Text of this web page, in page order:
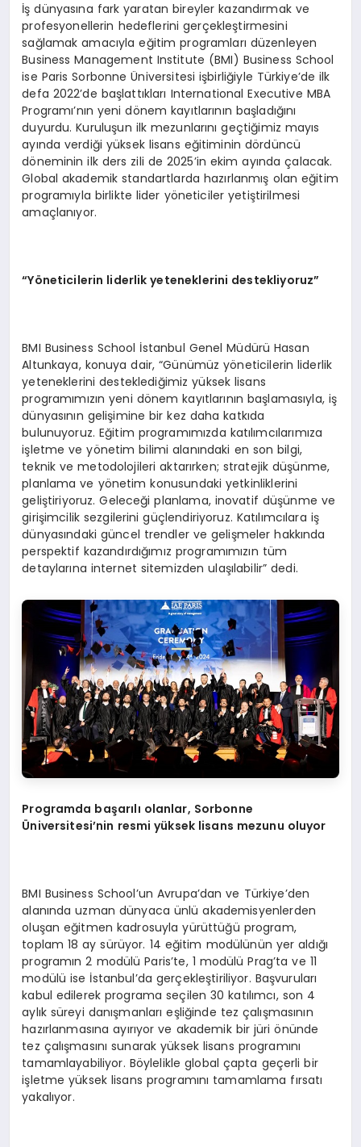
İş dünyasına fark yaratan bireyler kazandırmak ve
profesyonellerin hedeflerini gerçekleştirmesini
sağlamak amacıyla eğitim programları düzenleyen
Business Management Institute (BMI) Business School
ise Paris Sorbonne Üniversitesi işbirliğiyle Türkiye’de ilk
defa 2022’de başlattıkları International Executive MBA
Programı’nın yeni dönem kayıtlarının başladığını
duyurdu. Kuruluşun ilk mezunlarını geçtiğimiz mayıs
ayında verdiği yüksek lisans eğitiminin dördüncü
döneminin ilk ders zili de 2025’in ekim ayında çalacak.
Global akademik standartlarda hazırlanmış olan eğitim
programıyla birlikte lider yöneticiler yetiştirilmesi
amaçlanıyor.
“Yöneticilerin liderlik yeteneklerini destekliyoruz”
BMI Business School İstanbul Genel Müdürü Hasan
Altunkaya, konuya dair, “Günümüz yöneticilerin liderlik
yeteneklerini desteklediğimiz yüksek lisans
programımızın yeni dönem kayıtlarının başlamasıyla, iş
dünyasının gelişimine bir kez daha katkıda
bulunuyoruz. Eğitim programımızda katılımcılarımıza
işletme ve yönetim bilimi alanındaki en son bilgi,
teknik ve metodolojileri aktarırken; stratejik düşünme,
planlama ve yönetim konusundaki yetkinliklerini
geliştiriyoruz. Geleceği planlama, inovatif düşünme ve
girişimcilik sezgilerini güçlendiriyoruz. Katılımcılara iş
dünyasındaki güncel trendler ve gelişmeler hakkında
perspektif kazandırdığımız programımızın tüm
detaylarına internet sitemizden ulaşılabilir” dedi.
Programda başarılı olanlar, Sorbonne
Üniversitesi’nin resmi yüksek lisans mezunu oluyor
BMI Business School’un Avrupa’dan ve Türkiye’den
alanında uzman dünyaca ünlü akademisyenlerden
oluşan eğitmen kadrosuyla yürüttüğü program,
toplam 18 ay sürüyor. 14 eğitim modülünün yer aldığı
programın 2 modülü Paris’te, 1 modülü Prag’ta ve 11
modülü ise İstanbul’da gerçekleştiriliyor. Başvuruları
kabul edilerek programa seçilen 30 katılımcı, son 4
aylık süreyi danışmanları eşliğinde tez çalışmasının
hazırlanmasına ayırıyor ve akademik bir jüri önünde
tez çalışmasını sunarak yüksek lisans programını
tamamlayabiliyor. Böylelikle global çapta geçerli bir
işletme yüksek lisans programını tamamlama fırsatı
yakalıyor.